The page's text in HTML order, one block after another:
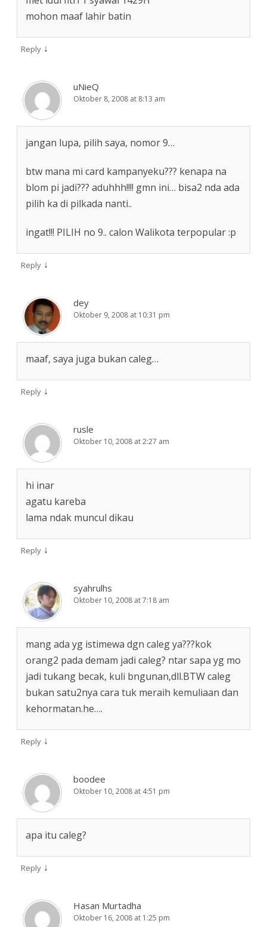
mohon maaf lahir batin
Reply ↓
uNieQ
Oktober 8, 2008 at 8:13 am
jangan lupa, pilih saya, nomor 9…
btw mana mi card kampanyeku??? kenapa na
blom pi jadi??? aduhhh!!!! gmn ini… bisa2 nda ada
pilih ka di pilkada nanti..
ingat!!! PILIH no 9.. calon Walikota terpopular :p
Reply ↓
dey
Oktober 9, 2008 at 10:31 pm
maaf, saya juga bukan caleg…
Reply ↓
rusle
Oktober 10, 2008 at 2:27 am
hi inar
agatu kareba
lama ndak muncul dikau
Reply ↓
syahrulhs
Oktober 10, 2008 at 7:18 am
mang ada yg istimewa dgn caleg ya???kok
orang2 pada demam jadi caleg? ntar sapa yg mo
jadi tukang becak, kuli bngunan,dll.BTW caleg
bukan satu2nya cara tuk meraih kemuliaan dan
kehormatan.he….
Reply ↓
boodee
Oktober 10, 2008 at 4:51 pm
apa itu caleg?
Reply ↓
Hasan Murtadha
Oktober 16, 2008 at 1:25 pm